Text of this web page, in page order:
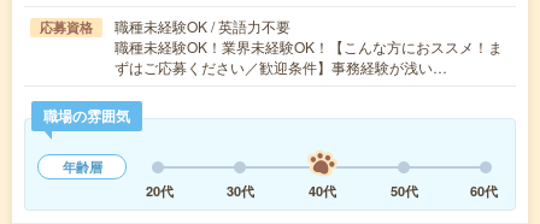
応募資格
職種未経験OK / 英語力不要
職種未経験OK！業界未経験OK！【こんな方におススメ！ま
ずはご応募ください／歓迎条件】事務経験が浅い…
職場の雰囲気
年齢層
20代
30代 40代 50代 60代